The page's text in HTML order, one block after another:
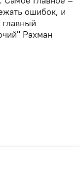
ошибок, и
Рахман